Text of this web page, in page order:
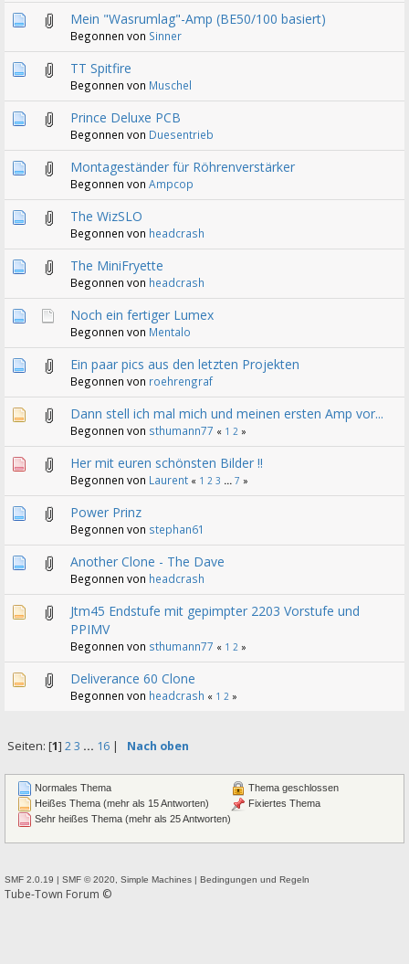
Mein "Wasrumlag"-Amp (BE50/100 basiert)
Begonnen von Sinner
TT Spitfire
Begonnen von Muschel
Prince Deluxe PCB
Begonnen von Duesentrieb
Montageständer für Röhrenverstärker
Begonnen von Ampcop
The WizSLO
Begonnen von headcrash
The MiniFryette
Begonnen von headcrash
Noch ein fertiger Lumex
Begonnen von Mentalo
Ein paar pics aus den letzten Projekten
Begonnen von roehrengraf
Dann stell ich mal mich und meinen ersten Amp vor...
Begonnen von sthumann77 « 1 2 »
Her mit euren schönsten Bilder !!
Begonnen von Laurent « 1 2 3 ... 7 »
Power Prinz
Begonnen von stephan61
Another Clone - The Dave
Begonnen von headcrash
Jtm45 Endstufe mit gepimpter 2203 Vorstufe und
PPIMV
Begonnen von sthumann77 « 1 2 »
Deliverance 60 Clone
Begonnen von headcrash « 1 2 »
Seiten: [1] 2 3 ... 16| Nach oben
Normales Thema
Heißes Thema (mehr als 15 Antworten)
Sehr heißes Thema (mehr als 25 Antworten)
Thema geschlossen
Fixiertes Thema
SMF 2.0.19 | SMF © 2020 Simple Machines | Bedingungen und Regeln
Tube-Town Forum ©